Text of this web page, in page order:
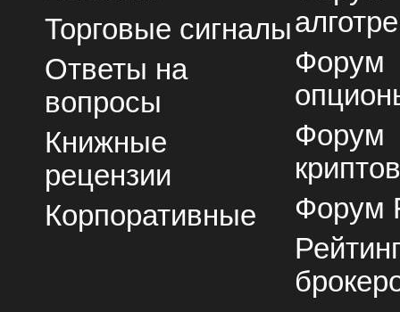
Торговые сигналы
Ответы на
вопросы
Книжные
рецензии
Корпоративные
Форум
Форум
Форум